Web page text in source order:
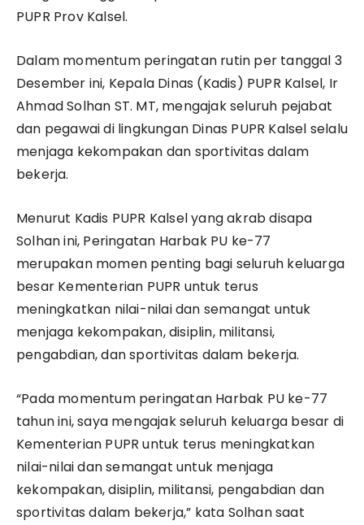
PUPR Prov Kalsel.
Dalam momentum peringatan rutin per tanggal 3
Desember ini, Kepala Dinas (Kadis) PUPR Kalsel, Ir
Ahmad Solhan ST. MT, mengajak seluruh pejabat
dan pegawai di lingkungan Dinas PUPR Kalsel selalu
menjaga kekompakan dan sportivitas dalam
bekerja.
Menurut Kadis PUPR Kalsel yang akrab disapa
Solhan ini, Peringatan Harbak PU ke-77
merupakan momen penting bagi seluruh keluarga
besar Kementerian PUPR untuk terus
meningkatkan nilai-nilai dan semangat untuk
menjaga kekompakan, disiplin, militansi,
pengabdian, dan sportivitas dalam bekerja.
“Pada momentum peringatan Harbak PU ke-77
tahun ini, saya mengajak seluruh keluarga besar di
Kementerian PUPR untuk terus meningkatkan
nilai-nilai dan semangat untuk menjaga
kekompakan, disiplin, militansi, pengabdian dan
sportivitas dalam bekerja,” kata Solhan saat